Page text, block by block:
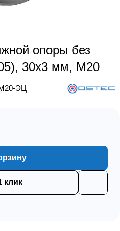
опоры без
30х3 мм, М20
ЭЦ
клик